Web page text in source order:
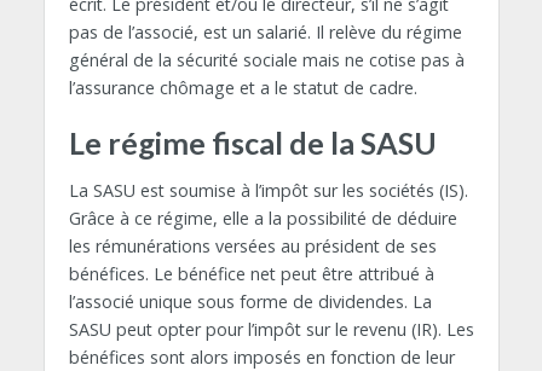
pas de l’associé, est un salarié. Il relève du régime
général de la sécurité sociale mais ne cotise pas à
l’assurance chômage et a le statut de cadre.
Le régime fiscal de la SASU
La SASU est soumise à l’impôt sur les sociétés (IS).
Grâce à ce régime, elle a la possibilité de déduire
les rémunérations versées au président de ses
bénéfices. Le bénéfice net peut être attribué à
l’associé unique sous forme de dividendes. La
SASU peut opter pour l’impôt sur le revenu (IR). Les
bénéfices sont alors imposés en fonction de leur